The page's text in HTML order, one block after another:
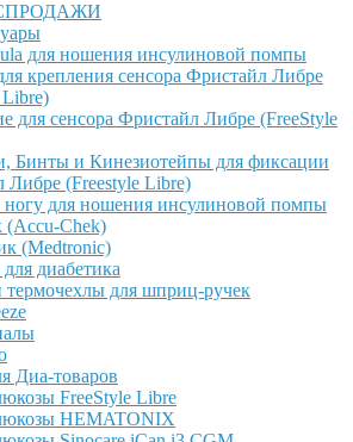
для ношения инсулиновой помпы
крепления сенсора Фристайл Либре
Libre)
для сенсора Фристайл Либре (FreeStyle
Бинты и Кинезиотейпы для фиксации
Либре (Freestyle Libre)
для ношения инсулиновой помпы
(Accu-Chek)
(Medtronic)
диабетика
для шприц-ручек
Диа-товаров
FreeStyle Libre
HEMATONIX